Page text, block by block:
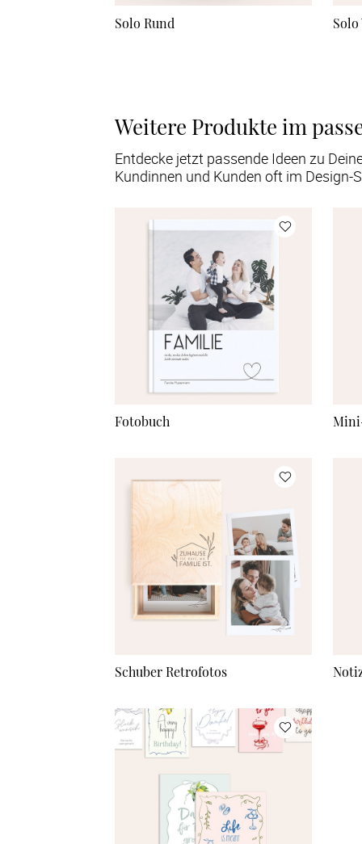
Solo Rund
Weitere Produkte im
Entdecke jetzt passende Ideen zu
Kundinnen und Kunden oft im Design-
Fotobuch
Schuber Retrofotos